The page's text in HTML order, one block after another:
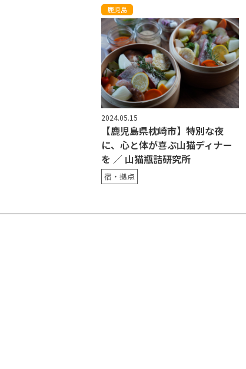
鹿児島
2024.05.15
【鹿児島県枕崎市】特別な夜
に、心と体が喜ぶ山猫ディナー
を ／ 山猫瓶詰研究所
宿・拠点